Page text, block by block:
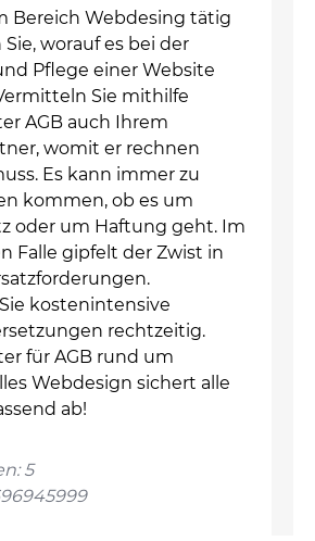
Bereich Webdesing tätig
Sie, worauf es bei der
Pflege einer Website
Sie mithilfe
AGB auch Ihrem
womit er rechnen
Es kann immer zu
kommen, ob es um
oder um Haftung geht. Im
Falle gipfelt der Zwist in
kostenintensive
rechtzeitig.
für AGB rund um
Webdesign sichert alle
ab!
5